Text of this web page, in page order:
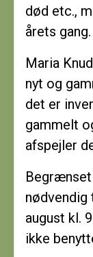
død etc.,
årets gang.
Maria
nyt og
det er
gammelt
afspejler
nødvendig
august kl.
ikke